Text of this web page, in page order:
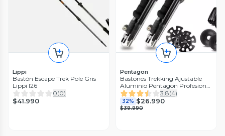
Lippi
Bastón Escape Trek Pole Gris
Lippi I26
0(0)
$41.990
Pentagon
Bastones Trekking Ajustable
Aluminio Pentagon Profesional
x2
3.8(4)
32% $26.990
$39.990